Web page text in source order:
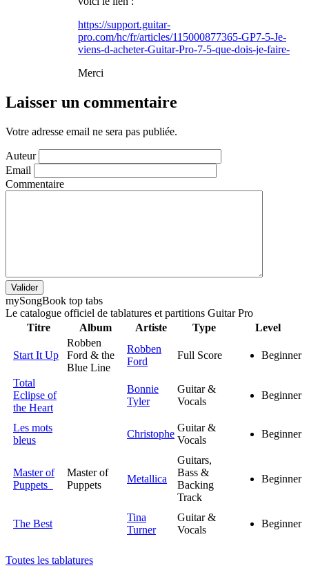
https://support.guitar-
pro.com/hc/fr/articles/115000877365-GP7-5-Je-
viens-d-acheter-Guitar-Pro-7-5-que-dois-je-faire-
Merci
Laisser un commentaire
Votre adresse email ne sera pas publiée.
Auteur
Email
Commentaire
Valider
mySongBook top tabs
Le catalogue officiel de tablatures et partitions Guitar Pro
Titre
Album Artiste Type Level
Start It Up
Robben
Ford & the
Blue Line
Robben
Ford
Full Score Beginner
Total
Eclipse of
the Heart
Bonnie
Tyler
Guitar &
Vocals
Beginner
Les mots
bleus
Christophe
Guitar &
Vocals
Beginner
Master of
Puppets
Master of
Puppets
Metallica
Guitars,
Bass &
Backing
Track
Beginner
The Best
Tina
Turner
Guitar &
Vocals
Beginner
Toutes les tablatures